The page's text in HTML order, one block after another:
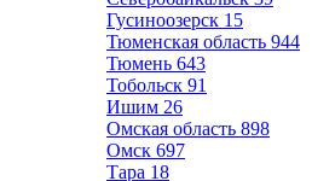
Гусиноозерск 15
Тюменская область 944
Тюмень 643
Тобольск 91
Ишим 26
Омская область 898
Омск 697
Тара 18